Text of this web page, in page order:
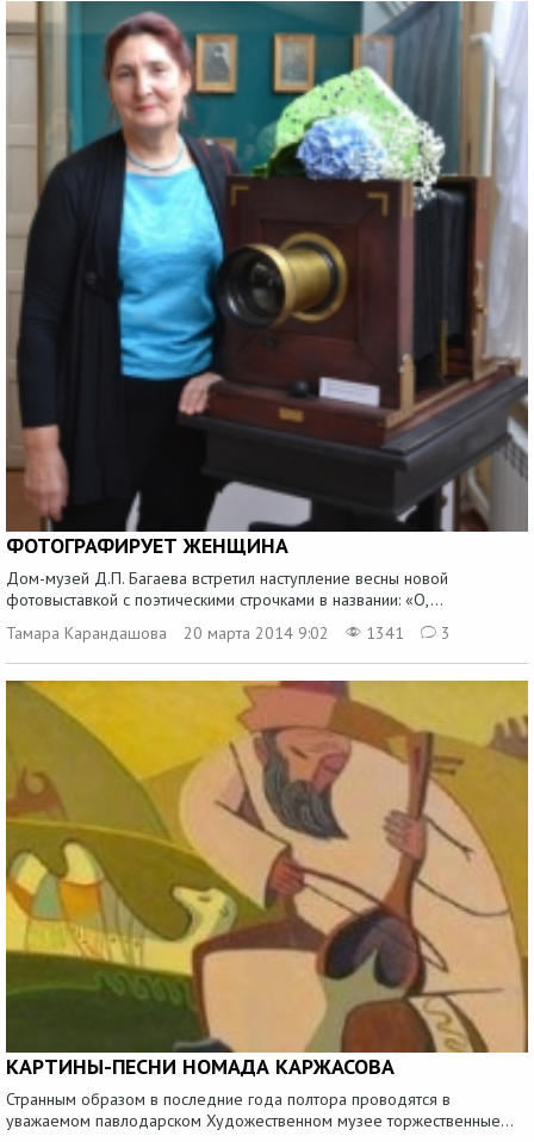
ФОТОГРАФИРУЕТ ЖЕНЩИНА
Дом-музей Д.П. Багаева встретил наступление весны новой
фотовыставкой с поэтическими строчками в названии: «О,...
Тамара Карандашова
20 марта 2014 9:02 1341 3
КАРТИНЫ-ПЕСНИ НОМАДА КАРЖАСОВА
Странным образом в последние года полтора проводятся в
уважаемом павлодарском Художественном музее торжественные...